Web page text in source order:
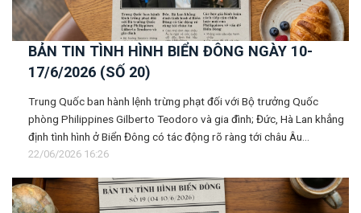
BẢN TIN TÌNH HÌNH BIỂN ĐÔNG NGÀY 10-
17/6/2026 (SỐ 20)
Trung Quốc ban hành lệnh trừng phạt đối với Bộ trưởng Quốc
phòng Philippines Gilberto Teodoro và gia đình; Đức, Hà Lan khẳng
định tình hình ở Biển Đông có tác động rõ ràng tới châu Âu...
22/06/2026 16:26